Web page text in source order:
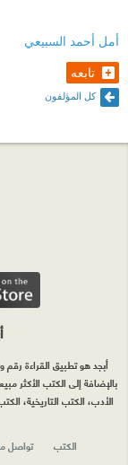
أمل أحمد السبيعي
تابعه
كل المؤلفون
أبجد هو تطبيق القراءة
بالإضافة إلى الكتب الأكثر
الأدب، الكتب التاريخية،
الكتب
تواصل